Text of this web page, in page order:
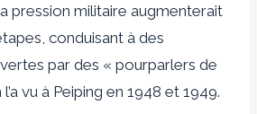
pression militaire augmenterait
conduisant à des
par des « pourparlers de
vu à Peiping en 1948 et 1949.